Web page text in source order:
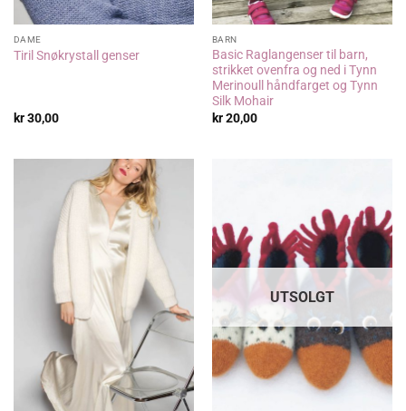
DAME
Tiril Snøkrystall genser
kr30,00
BARN
Basic Raglangenser til barn,
strikket ovenfra og ned i Tynn
Merinoull håndfarget og Tynn
Silk Mohair
kr20,00
UTSOLGT